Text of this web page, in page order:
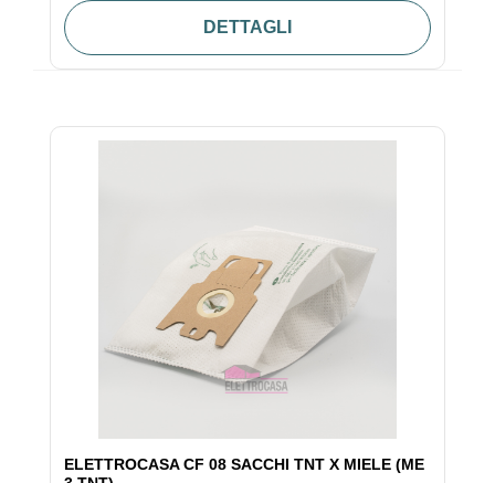
DETTAGLI
ELETTROCASA CF 08 SACCHI TNT X MIELE (ME